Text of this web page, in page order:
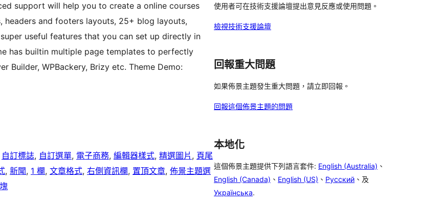
support will help you to create a online courses
and footers layouts, 25+ blog layouts,
useful features that you can set up directly in
has builtin multiple page templates to perfectly
Builder, WPBackery, Brizy etc. Theme Demo:
自訂標誌, 自訂選單, 電子商務, 編輯器樣式, 精選圖片 , 頁尾
, 新聞, 1 欄, 文章格式, 右側資訊欄, 置頂文章, 佈景主題選
使用者可在技術支援論壇提出意見反應或使用問題。
檢視技術支援論壇
回報重大問題
如果佈景主題發生重大問題，請立即回報。
回報這個佈景主題的問題
本地化
這個佈景主題提供下列語言套件: English (Australia) 、
English (Canada) 、 English (US) 、 Русский 、及
Українська.